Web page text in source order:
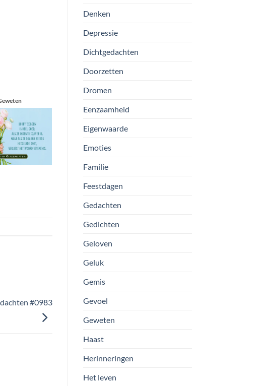
#0983
Denken
Depressie
Dichtgedachten
Doorzetten
Dromen
Eenzaamheid
Eigenwaarde
Emoties
Familie
Feestdagen
Gedachten
Gedichten
Geloven
Geluk
Gemis
Gevoel
Geweten
Haast
Herinneringen
Het leven